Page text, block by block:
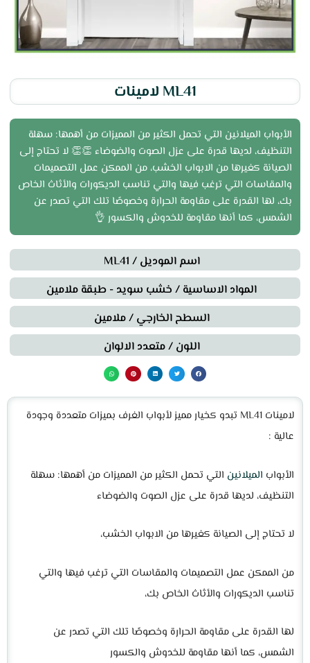
ML41 لامينات
الأبواب الميلانين التي تحمل الكثير من المميزات من أهمها: سهلة
التنظيف، لديها قدرة على عزل الصوت والضوضاء 👏👏 لا تحتاج إلى
الصيانة كغيرها من الابواب الخشب، من الممكن عمل التصميمات
والمقاسات التي ترغب فيها والتي تناسب الديكورات والأثاث الخاص
بك، لها القدرة على مقاومة الحرارة وخصوصًا تلك التي تصدر عن
الشمس، كما أنها مقاومة للخدوش والكسور 👌
اسم الموديل / ML41
المواد الاساسية / خشب سويد - طبقة ملامين
السطح الخارجي / ملامين
اللون / متعدد الالوان
لامينات ML41 تبدو كخيار مميز لأبواب الغرف بميزات متعددة وجودة
عالية :
الأبواب الميلانين التي تحمل الكثير من المميزات من أهمها: سهلة
التنظيف، لديها قدرة على عزل الصوت والضوضاء
لا تحتاج إلى الصيانة كغيرها من الابواب الخشب،
من الممكن عمل التصميمات والمقاسات التي ترغب فيها والتي
تناسب الديكورات والأثاث الخاص بك،
لها القدرة على مقاومة الحرارة وخصوصًا تلك التي تصدر عن
الشمس، كما أنها مقاومة للخدوش والكسور